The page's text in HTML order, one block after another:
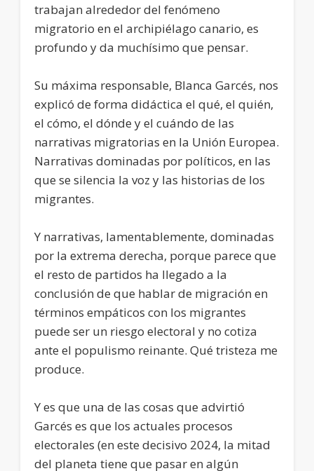
trabajan alrededor del fenómeno
migratorio en el archipiélago canario, es
profundo y da muchísimo que pensar.
Su máxima responsable, Blanca Garcés, nos
explicó de forma didáctica el qué, el quién,
el cómo, el dónde y el cuándo de las
narrativas migratorias en la Unión Europea.
Narrativas dominadas por políticos, en las
que se silencia la voz y las historias de los
migrantes.
Y narrativas, lamentablemente, dominadas
por la extrema derecha, porque parece que
el resto de partidos ha llegado a la
conclusión de que hablar de migración en
términos empáticos con los migrantes
puede ser un riesgo electoral y no cotiza
ante el populismo reinante. Qué tristeza me
produce.
Y es que una de las cosas que advirtió
Garcés es que los actuales procesos
electorales (en este decisivo 2024, la mitad
del planeta tiene que pasar en algún